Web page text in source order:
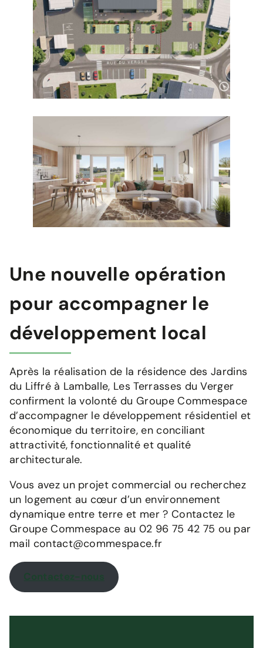
Une nouvelle opération
pour accompagner le
développement local
Après la réalisation de la résidence des Jardins
du Liffré à Lamballe, Les Terrasses du Verger
confirment la volonté du Groupe Commespace
d’accompagner le développement résidentiel et
économique du territoire, en conciliant
attractivité, fonctionnalité et qualité
architecturale.
Vous avez un projet commercial ou recherchez
un logement au cœur d’un environnement
dynamique entre terre et mer ? Contactez le
Groupe Commespace au 02 96 75 42 75 ou par
mail contact@commespace.fr
Contactez-nous